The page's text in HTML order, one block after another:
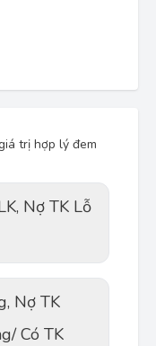
trị hợp lý đem
Nợ TK Lỗ
Nợ TK
Có TK